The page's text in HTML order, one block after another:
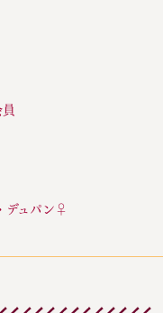
デュパン♀